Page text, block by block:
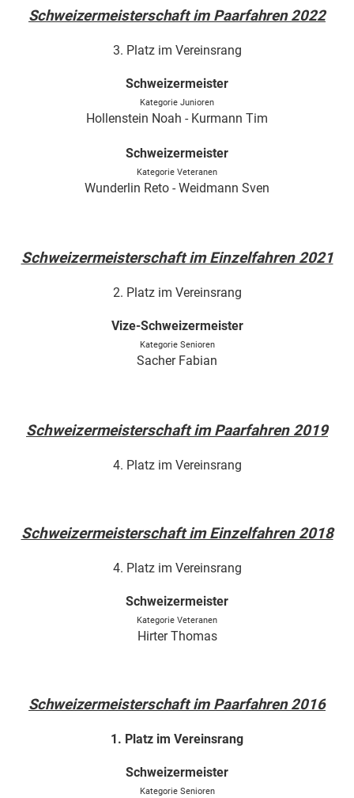
Schweizermeisterschaft im Paarfahren 2022
3. Platz im Vereinsrang
Schweizermeister
Kategorie Junioren
Hollenstein Noah - Kurmann Tim
Schweizermeister
Kategorie Veteranen
Wunderlin Reto - Weidmann Sven
Schweizermeisterschaft im Einzelfahren 2021
2. Platz im Vereinsrang
Vize-Schweizermeister
Kategorie Senioren
Sacher Fabian
Schweizermeisterschaft im Paarfahren 2019
4. Platz im Vereinsrang
Schweizermeisterschaft im Einzelfahren 2018
4. Platz im Vereinsrang
Schweizermeister
Kategorie Veteranen
Hirter Thomas
Schweizermeisterschaft im Paarfahren 2016
1. Platz im Vereinsrang
Schweizermeister
Kategorie Senioren